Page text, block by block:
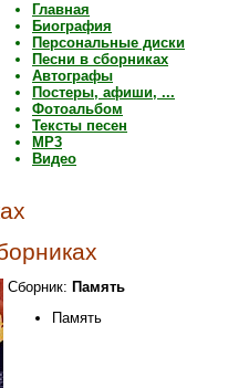
Главная
Биография
Персональные диски
Песни в сборниках
Автографы
Постеры, афиши, ...
Фотоальбом
Тексты песен
MP3
Видео
Сборник: Память
Память